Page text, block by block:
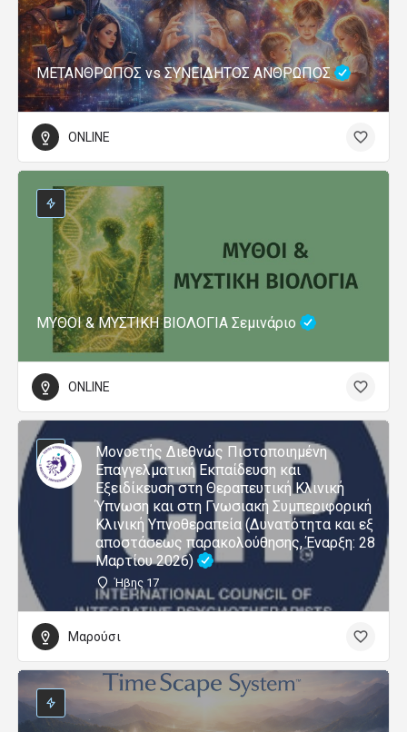
ΜΕΤΑΝΘΡΩΠΟΣ vs ΣΥΝΕΙΔΗΤΟΣ ΑΝΘΡΩΠΟΣ
ONLINE
ΜΥΘΟΙ & ΜΥΣΤΙΚΗ ΒΙΟΛΟΓΙΑ Σεμινάριο
ONLINE
Μονοετής Διεθνώς Πιστοποιημένη
Επαγγελματική Εκπαίδευση και
Εξειδίκευση στη Θεραπευτική Κλινική
Ύπνωση και στη Γνωσιακή Συμπεριφορική
Κλινική Υπνοθεραπεία (Δυνατότητα και εξ
αποστάσεως παρακολούθησης, Έναρξη: 28
Μαρτίου 2026)
Ήβης 17
Μαρούσι